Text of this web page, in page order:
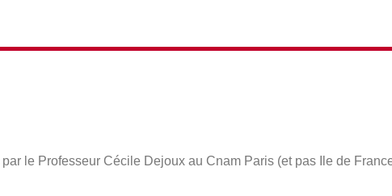
par le Professeur Cécile Dejoux au Cnam Paris (et pas Ile de